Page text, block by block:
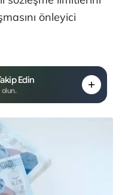
önleyici
Edin